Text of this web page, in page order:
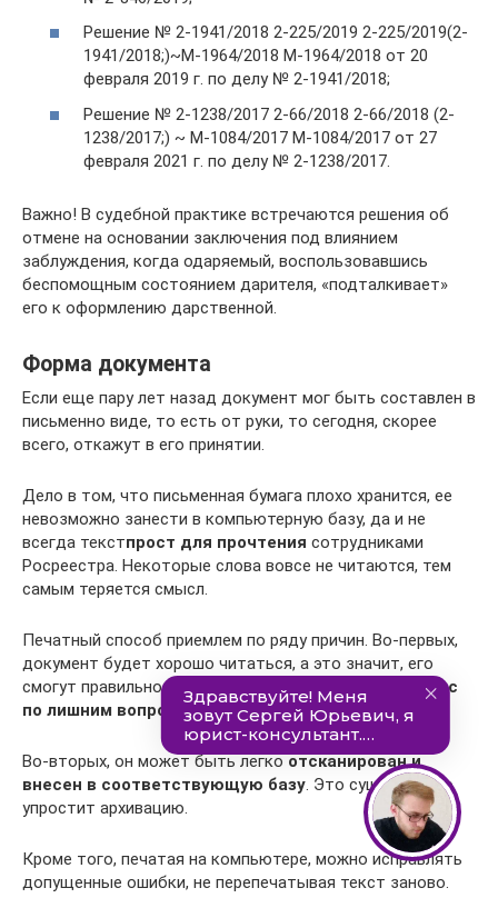
Решение № 2-1941/2018 2-225/2019 2-225/2019(2-
1941/2018;)~М-1964/2018 М-1964/2018 от 20
февраля 2019 г. по делу № 2-1941/2018;
Решение № 2-1238/2017 2-66/2018 2-66/2018 (2-
1238/2017;) ~ М-1084/2017 М-1084/2017 от 27
февраля 2021 г. по делу № 2-1238/2017.
Важно! В судебной практике встречаются решения об
отмене на основании заключения под влиянием
заблуждения, когда одаряемый, воспользовавшись
беспомощным состоянием дарителя, «подталкивает»
его к оформлению дарственной.
Форма документа
Если еще пару лет назад документ мог быть составлен в
письменно виде, то есть от руки, то сегодня, скорее
всего, откажут в его принятии.
Дело в том, что письменная бумага плохо хранится, ее
невозможно занести в компьютерную базу, да и не
всегда текстпрост для прочтения сотрудниками
Росреестра. Некоторые слова вовсе не читаются, тем
самым теряется смысл.
Печатный способ приемлем по ряду причин. Во-первых,
документ будет хорошо читаться, а это значит, его
смогут правильно понять, оценить и
не вызывать вас
по лишним вопросам.
Во-вторых, он может быть легкоотсканирован и
внесен в соответствующую базу . Это существенно
упростит архивацию.
Кроме того, печатая на компьютере, можно исправлять
допущенные ошибки, не перепечатывая текст заново.